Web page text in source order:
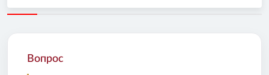
Вопрос